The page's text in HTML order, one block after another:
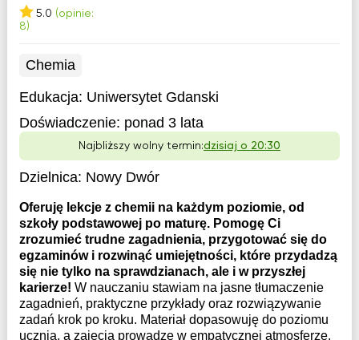
5.0 (opinie:
8)
Chemia
Edukacja: Uniwersytet Gdanski
Doświadczenie: ponad 3 lata
Najbliższy wolny termin:dzisiaj o 20:30
Dzielnica: Nowy Dwór
Oferuję lekcje z chemii na każdym poziomie, od
szkoły podstawowej po maturę. Pomogę Ci
zrozumieć trudne zagadnienia, przygotować się do
egzaminów i rozwinąć umiejętności, które przydadzą
się nie tylko na sprawdzianach, ale i w przyszłej
karierze! W nauczaniu stawiam na jasne tłumaczenie
zagadnień, praktyczne przykłady oraz rozwiązywanie
zadań krok po kroku. Materiał dopasowuję do poziomu
ucznia, a zajęcia prowadzę w empatycznej atmosferze,